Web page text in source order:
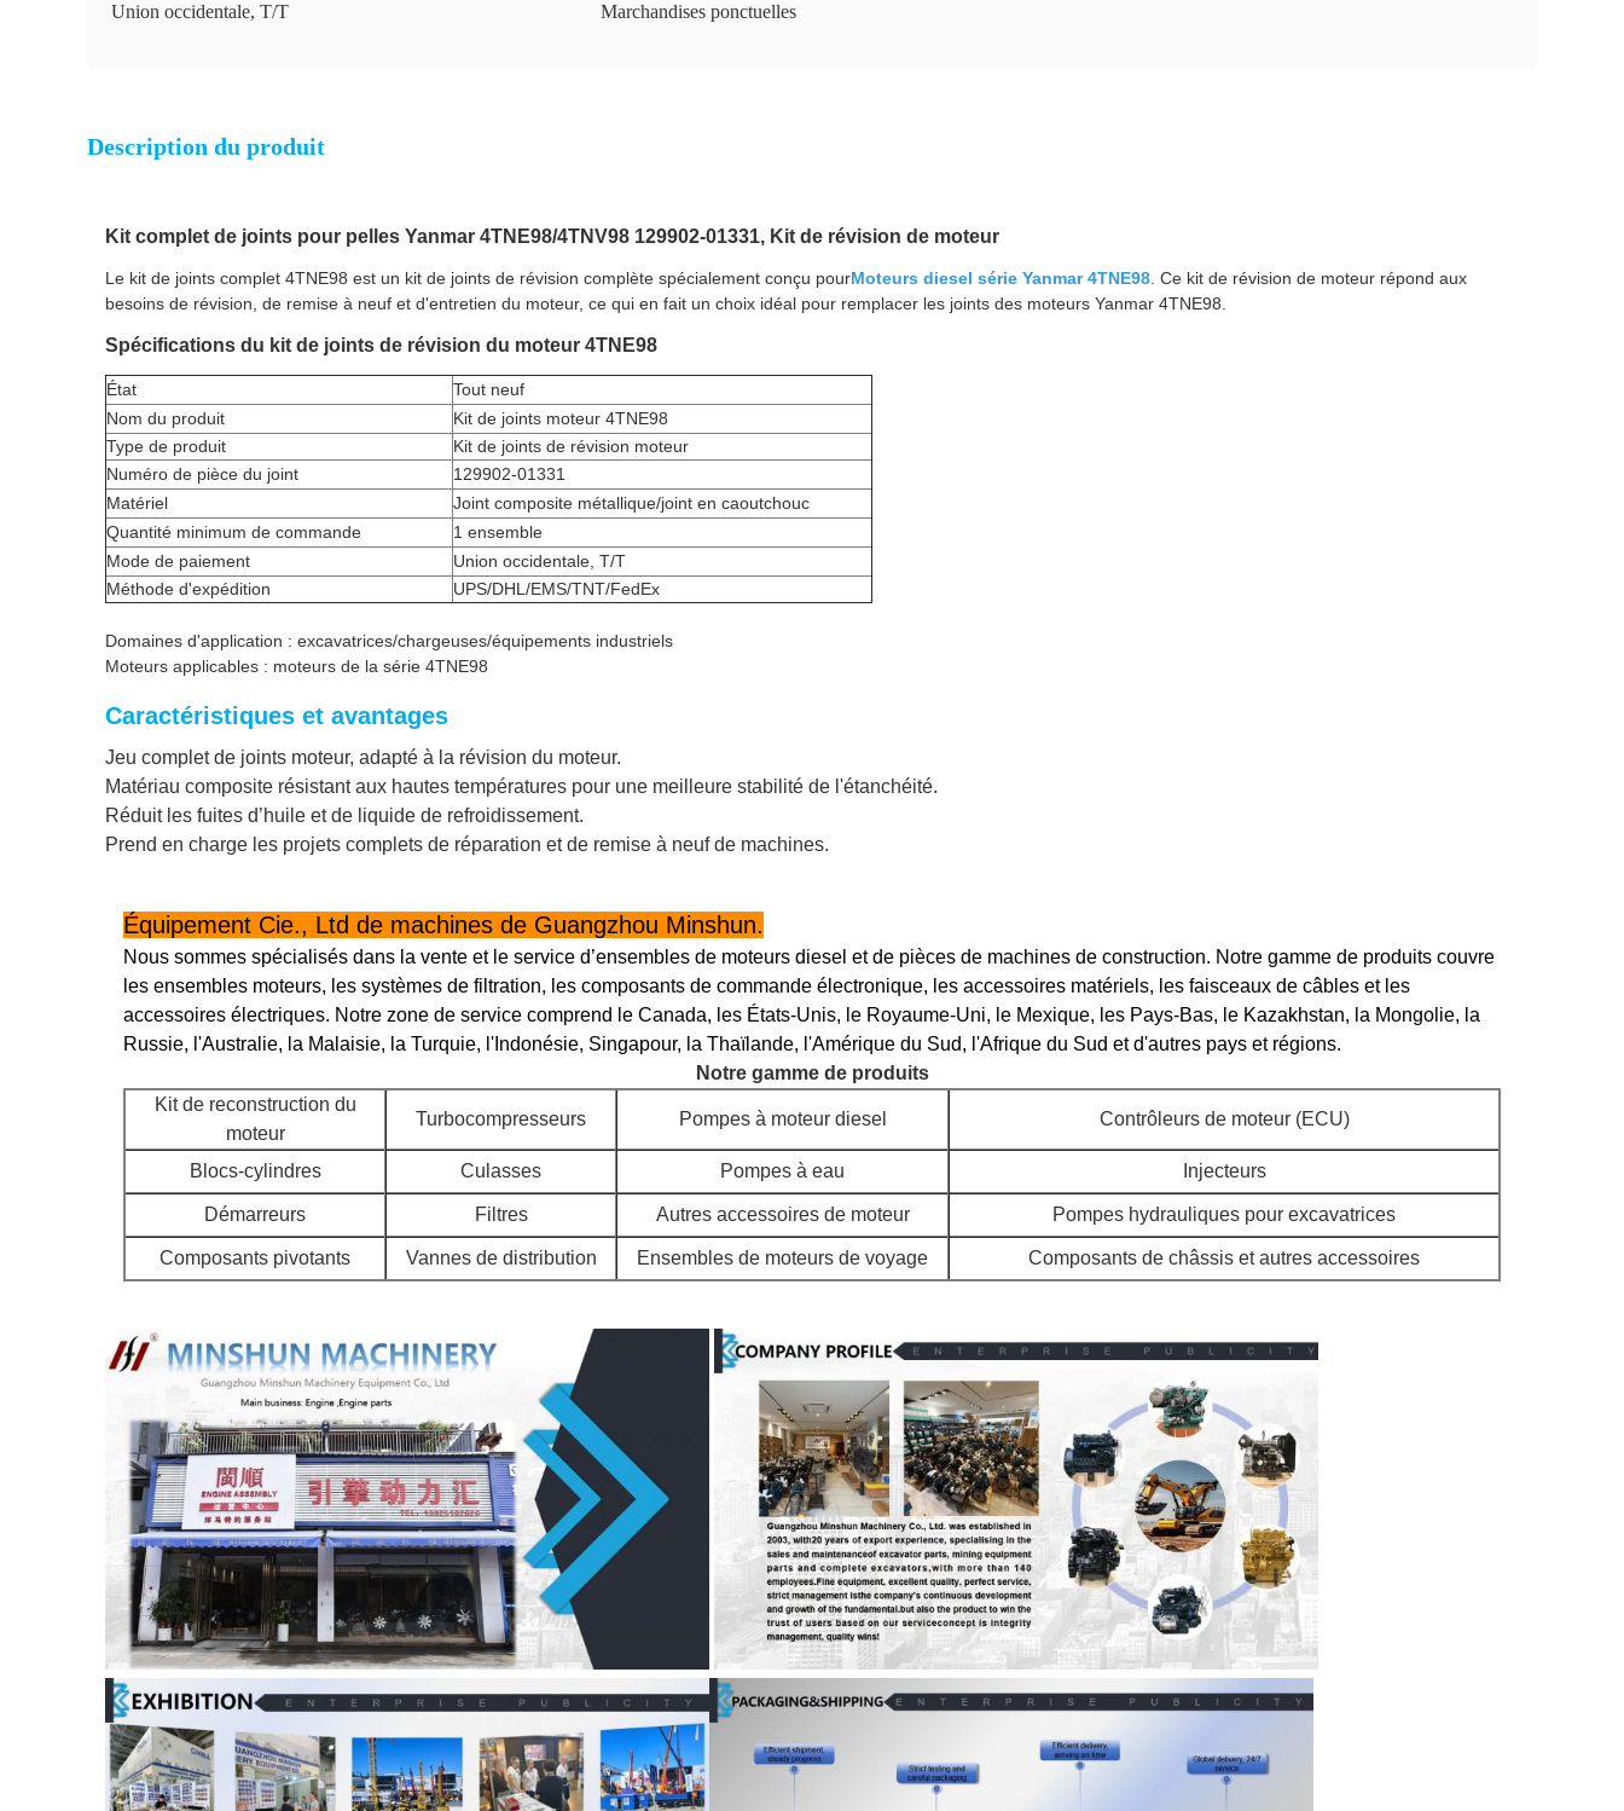
Union occidentale, T/T Marchandises ponctuelles
Description du produit
Kit complet de joints pour pelles Yanmar 4TNE98/4TNV98 129902-01331, Kit de révision de moteur
Le kit de joints complet 4TNE98 est un kit de joints de révision complète spécialement conçu pourMoteurs diesel série Yanmar 4TNE98 . Ce kit de révision de moteur répond aux
besoins de révision, de remise à neuf et d'entretien du moteur, ce qui en fait un choix idéal pour remplacer les joints des moteurs Yanmar 4TNE98.
Spécifications du kit de joints de révision du moteur 4TNE98
État
Tout neuf
Nom du produit
Kit de joints moteur 4TNE98
Type de produit
Kit de joints de révision moteur
Numéro de pièce du joint
129902-01331
Matériel
Joint composite métallique/joint en caoutchouc
Quantité minimum de commande
1 ensemble
Mode de paiement
Union occidentale, T/T
Méthode d'expédition
UPS/DHL/EMS/TNT/FedEx
Domaines d'application : excavatrices/chargeuses/équipements industriels
Moteurs applicables : moteurs de la série 4TNE98
Caractéristiques et avantages
Jeu complet de joints moteur, adapté à la révision du moteur.
Matériau composite résistant aux hautes températures pour une meilleure stabilité de l'étanchéité.
Réduit les fuites d’huile et de liquide de refroidissement.
Prend en charge les projets complets de réparation et de remise à neuf de machines.
Équipement Cie., Ltd de machines de Guangzhou Minshun.
Nous sommes spécialisés dans la vente et le service d’ensembles de moteurs diesel et de pièces de machines de construction. Notre gamme de produits couvre
les ensembles moteurs, les systèmes de filtration, les composants de commande électronique, les accessoires matériels, les faisceaux de câbles et les
accessoires électriques. Notre zone de service comprend le Canada, les États-Unis, le Royaume-Uni, le Mexique, les Pays-Bas, le Kazakhstan, la Mongolie, la
Russie, l'Australie, la Malaisie, la Turquie, l'Indonésie, Singapour, la Thaïlande, l'Amérique du Sud, l'Afrique du Sud et d'autres pays et régions.
Notre gamme de produits
Kit de reconstruction du
moteur
Turbocompresseurs Pompes à moteur diesel Contrôleurs de moteur (ECU)
Blocs-cylindres Culasses Pompes à eau Injecteurs
Démarreurs Filtres Autres accessoires de moteur Pompes hydrauliques pour excavatrices
Composants pivotants Vannes de distribution Ensembles de moteurs de voyage Composants de châssis et autres accessoires